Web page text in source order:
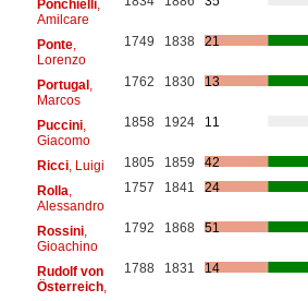
Ponchielli,
Amilcare
Ponte,
Lorenzo
1749 1838 21
Portugal,
Marcos
1762 1830 13
Puccini,
Giacomo
1858 1924 11
Ricci, Luigi 1805 1859
42
Rolla
Alessandro
1757 1841 24
Rossini,
Gioachino
1792 1868 51
Rudolf von
Österreich,
1788 1831 14